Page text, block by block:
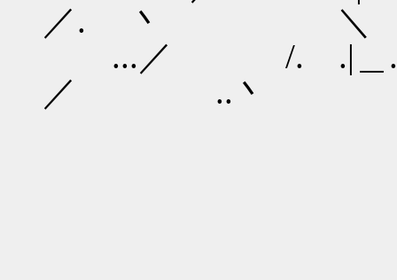
／. 丶 ＼
...／ /. .|＿../.
／ ..丶